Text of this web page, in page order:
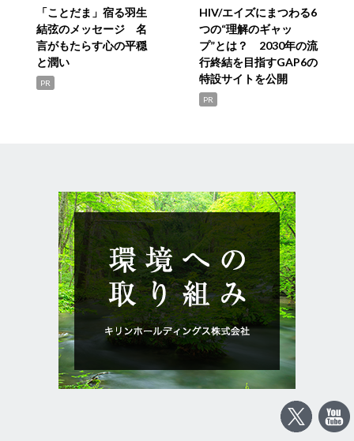
「ことだま」宿る羽生
結弦のメッセージ 名
言がもたらす心の平穏
と潤い
PR
HIV/エイズにまつわる6
つの“理解のギャッ
プ”とは？ 2030年の流
行終結を目指すGAP6の
特設サイトを公開
PR